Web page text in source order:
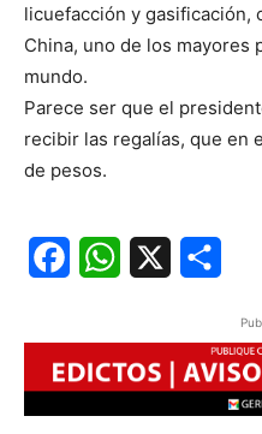
licuefacción y gasificación,
China, uno de los mayores
mundo.
Parece ser que el
recibir las regalías, que en
de pesos.
FacebookWhatsApp